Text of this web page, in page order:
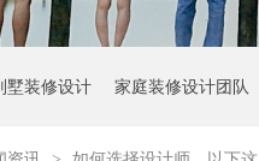
墅装修设计 家庭装修设计团队